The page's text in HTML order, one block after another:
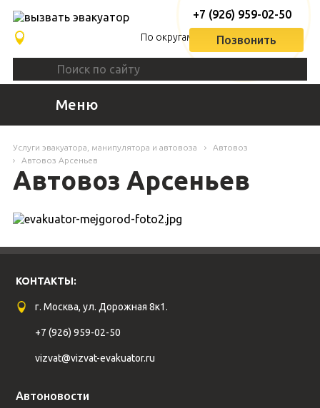
По округам
+7 (926) 959-02-50
Позвонить
Меню
Услуги эвакуатора, манипулятора и автовоза
Автовоз
Автовоз Арсеньев
Автовоз Арсеньев
КОНТАКТЫ:
г. Москва, ул. Дорожная 8к1.
+7 (926) 959-02-50
vizvat@vizvat-evakuator.ru
Автоновости